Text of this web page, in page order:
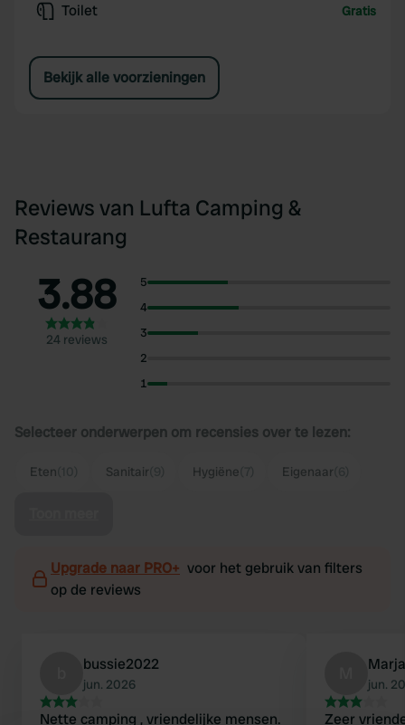
Toilet Gratis
Bekijk alle voorzieningen
Reviews van Lufta Camping &
Restaurang
3.88
24 reviews
5
4
3
2
1
Selecteer onderwerpen om recensies over te lezen:
Eten Sanitair Hygiëne Eigenaar
Upgrade naar PRO+ voor het gebruik van filters
op de reviews
bussie2022
jun. 2026
Nette camping , vriendelijke mensen.
jun.
Zeer